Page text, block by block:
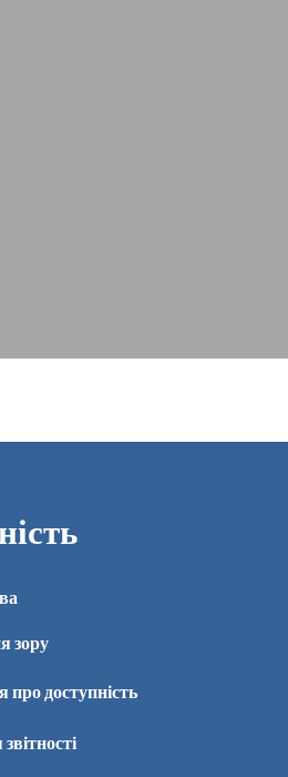
зору
про доступність